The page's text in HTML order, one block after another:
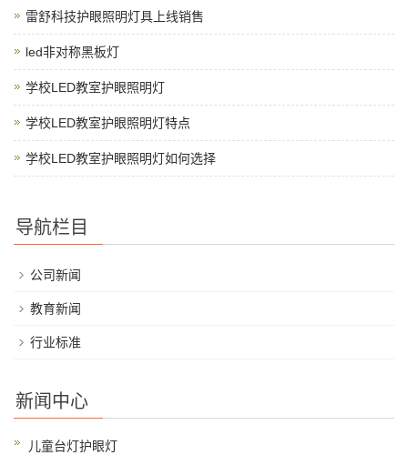
雷舒科技护眼照明灯具上线销售
led非对称黑板灯
学校LED教室护眼照明灯
学校LED教室护眼照明灯特点
学校LED教室护眼照明灯如何选择
导航栏目
公司新闻
教育新闻
行业标准
新闻中心
儿童台灯护眼灯